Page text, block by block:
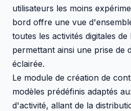
utilisateurs les moins
bord offre une vue
toutes les activités digitales
permettant ainsi une prise de
éclairée.
Le module de création de
modèles prédéfinis adaptés
d'activité, allant de la